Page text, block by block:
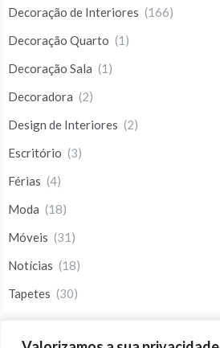
Decoração de Interiores (166)
Decoração Quarto (1)
Decoração Sala (1)
Decoradora (2)
Design de Interiores (2)
Escritório (3)
Férias (4)
Moda (18)
Móveis (31)
Notícias (18)
Tapetes (30)